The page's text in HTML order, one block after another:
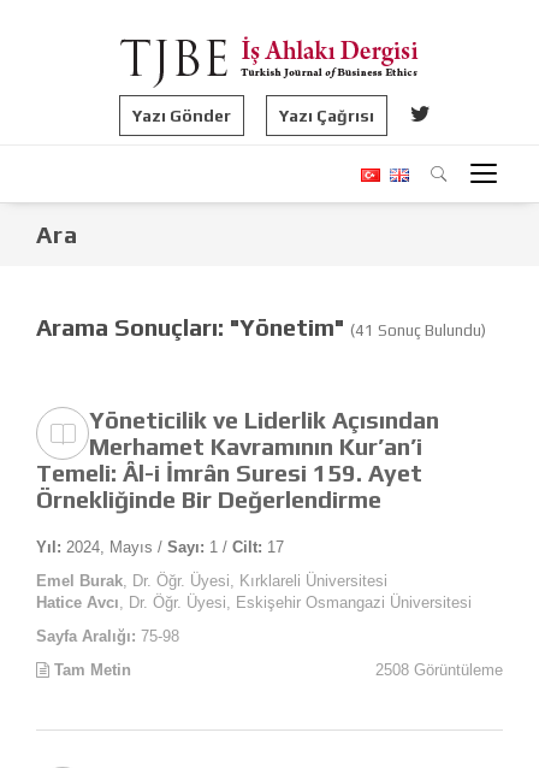
Yazı Gönder Yazı Çağrısı
Ara
Arama Sonuçları: "Yönetim" (41 Sonuç Bulundu)
Yöneticilik ve Liderlik Açısından
Merhamet Kavramının Kur’an’i
Temeli: Âl-i İmrân Suresi 159. Ayet
Örnekliğinde Bir Değerlendirme
Yıl: 2024, Mayıs / Sayı: 1 / Cilt: 17
Emel Burak , Dr. Öğr. Üyesi, Kırklareli Üniversitesi
Hatice Avcı , Dr. Öğr. Üyesi, Eskişehir Osmangazi Üniversitesi
Sayfa Aralığı: 75-98
Tam Metin
2508 Görüntüleme